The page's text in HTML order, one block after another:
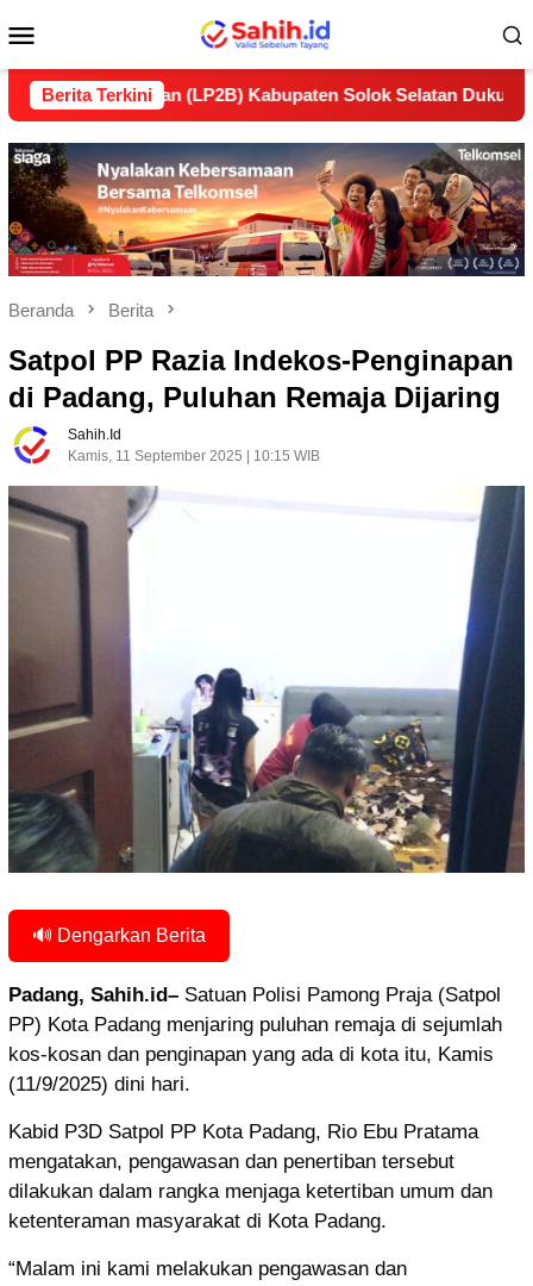
ke
Mobile
Berita Terkini
(LP2B) Kabupaten Solok Selatan Dukung Ketahanan
Beranda Berita
Satpol PP Razia Indekos-Penginapan
di Padang, Puluhan Remaja Dijaring
Sahih.id
Kamis, 11 September 2025 | 10:15 WIB
🔊 Dengarkan Berita
Padang, Sahih.id– Satuan Polisi Pamong Praja (Satpol
PP) Kota Padang menjaring puluhan remaja di sejumlah
kos-kosan dan penginapan yang ada di kota itu, Kamis
(11/9/2025) dini hari.
Kabid P3D Satpol PP Kota Padang, Rio Ebu Pratama
mengatakan, pengawasan dan penertiban tersebut
dilakukan dalam rangka menjaga ketertiban umum dan
ketenteraman masyarakat di Kota Padang.
“Malam ini kami melakukan pengawasan dan